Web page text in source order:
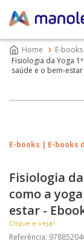
E-books
Fisiologia da Yoga
saúde e o bem-
E-books | E-
Fisiologia
como a
estar -
Clique e veja!
Referência: